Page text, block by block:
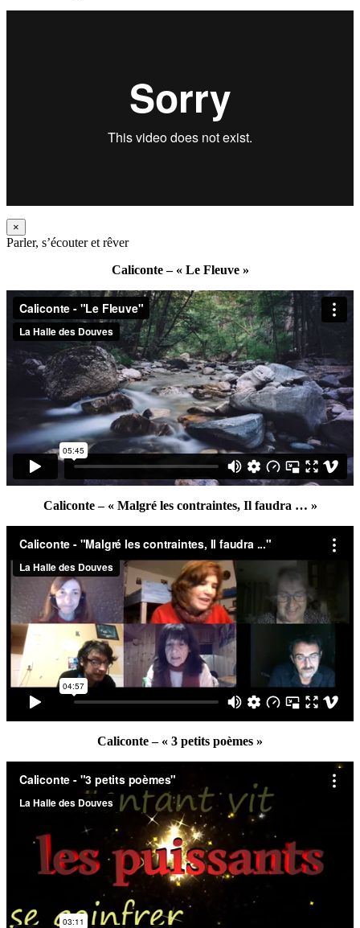
×
Parler, s’écouter et rêver
Caliconte – « Le Fleuve »
Caliconte – « Malgré les contraintes, Il faudra … »
Caliconte – « 3 petits poèmes »